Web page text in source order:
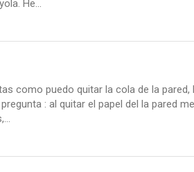
He...
como puedo quitar la cola de la pared,
: al quitar el papel del la pared